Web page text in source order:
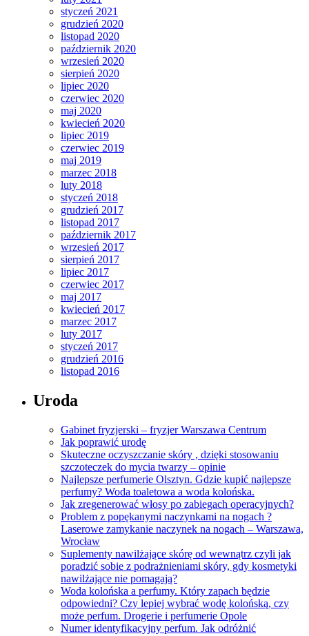
styczeń 2021
grudzień 2020
listopad 2020
październik 2020
wrzesień 2020
sierpień 2020
lipiec 2020
czerwiec 2020
maj 2020
kwiecień 2020
lipiec 2019
czerwiec 2019
maj 2019
marzec 2018
luty 2018
styczeń 2018
grudzień 2017
listopad 2017
październik 2017
wrzesień 2017
sierpień 2017
lipiec 2017
czerwiec 2017
maj 2017
kwiecień 2017
marzec 2017
luty 2017
styczeń 2017
grudzień 2016
listopad 2016
Uroda
Gabinet fryzjerski – fryzjer Warszawa Centrum
Jak poprawić urodę
Skuteczne oczyszczanie skóry , dzięki stosowaniu
szczoteczek do mycia twarzy – opinie
Najlepsze perfumerie Olsztyn. Gdzie kupić najlepsze
perfumy? Woda toaletowa a woda kolońska.
Jak zregenerować włosy po zabiegach operacyjnych?
Problem z popękanymi naczynkami na nogach ?
Laserowe zamykanie naczynek na nogach – Warszawa,
Wrocław
Suplementy nawilżające skórę od wewnątrz czyli jak
poradzić sobie z podrażnieniami skóry, gdy kosmetyki
nawilżające nie pomagają?
Woda kolońska a perfumy. Który zapach będzie
odpowiedni? Czy lepiej wybrać wodę kolońską, czy
może perfum. Drogerie i perfumerie Opole
Numer identyfikacyjny perfum. Jak odróżnić